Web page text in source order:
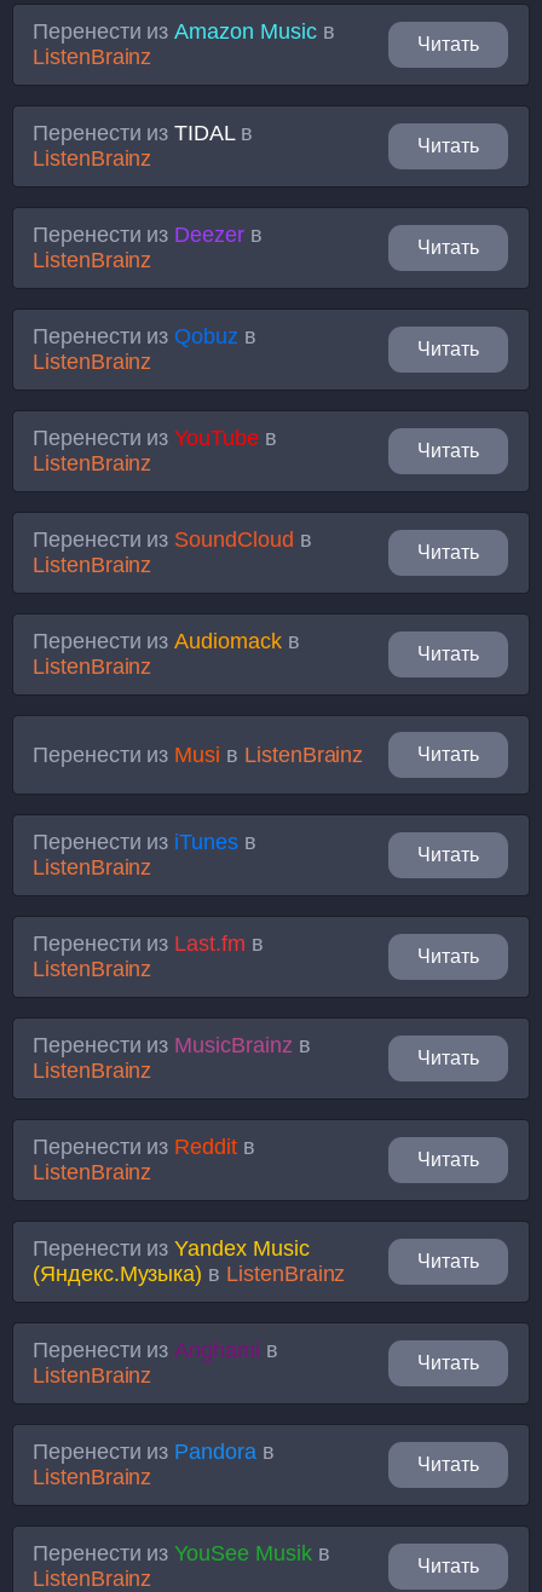
Перенести изAmazon Musicв
ListenBrainz
Читать
Перенести изTIDALв
ListenBrainz
Читать
Перенести из Deezer в
ListenBrainz
Читать
Перенести из Qobuz в
ListenBrainz
Читать
Перенести изYouTubeв
ListenBrainz
Читать
Перенести из SoundCloud в
ListenBrainz
Читать
Перенести изAudiomackв
ListenBrainz
Читать
Перенести из Musi в ListenBrainz Читать
Перенести из iTunes в
ListenBrainz
Читать
Перенести из Last.fm в
ListenBrainz
Читать
Перенести из MusicBrainz в
ListenBrainz
Читать
Перенести из Reddit в
ListenBrainz
Читать
Перенести изYandex Music
(Яндекс.Музыка) в ListenBrainz
Читать
Перенести изAnghami в
ListenBrainz
Читать
Перенести из Pandoraв
ListenBrainz
Читать
Перенести изYouSee Musikв
ListenBrainz
Читать